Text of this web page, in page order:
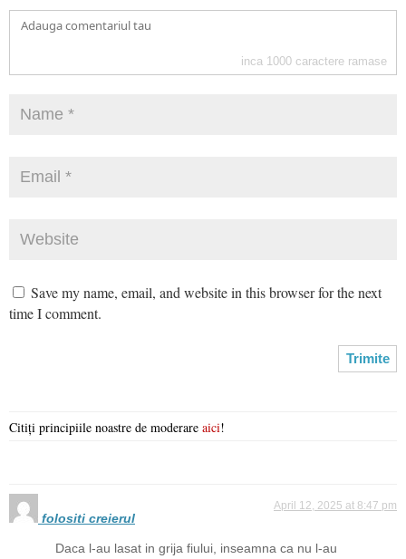
inca 1000 caractere ramase
Save my name, email, and website in this browser for the next
time I comment.
Citiți principiile noastre de moderare aici!
folositi creierul
April 12, 2025 at 8:47 pm
Daca l-au lasat in grija fiului, inseamna ca nu l-au